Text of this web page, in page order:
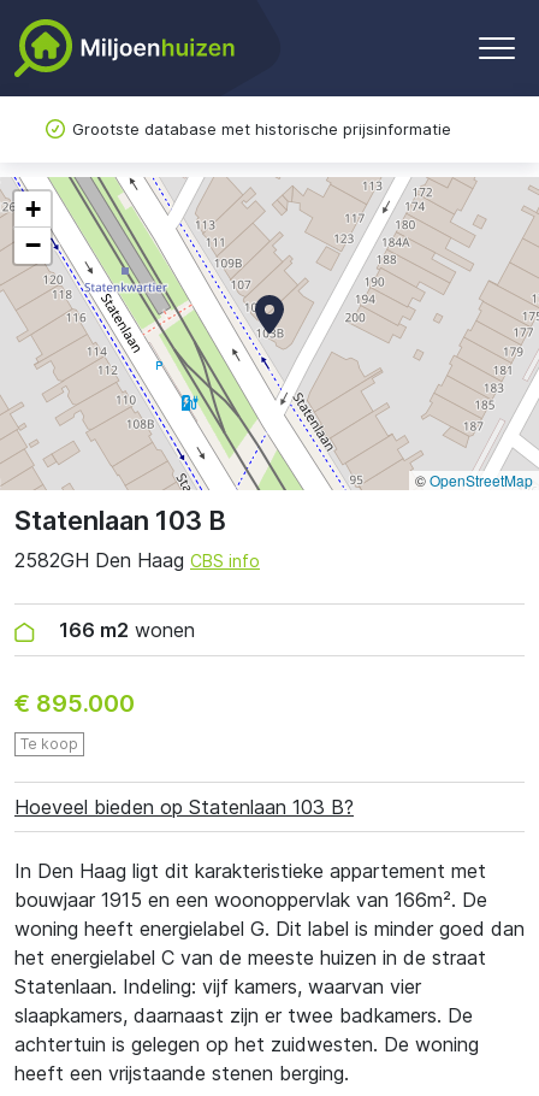
Grootste database met historische prijsinformatie
Statenlaan 103 B
2582GH Den Haag CBS info
166 m2 wonen
€ 895.000
Te koop
Hoeveel bieden op Statenlaan 103 B?
In Den Haag ligt dit karakteristieke appartement met
bouwjaar 1915 en een woonoppervlak van 166m². De
woning heeft energielabel G. Dit label is minder goed dan
het energielabel C van de meeste huizen in de straat
Statenlaan. Indeling: vijf kamers, waarvan vier
slaapkamers, daarnaast zijn er twee badkamers. De
achtertuin is gelegen op het zuidwesten. De woning
heeft een vrijstaande stenen berging.
+
−
©OpenStreetMap